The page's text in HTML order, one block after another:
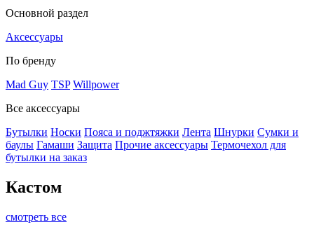
Основной раздел
Аксессуары
По бренду
Mad Guy TSP Willpower
Все аксессуары
Бутылки Носки Пояса и поджтяжки Лента Шнурки Сумки и
баулы Гамаши Защита Прочие аксессуары Термочехол для
бутылки на заказ
Кастом
смотреть все